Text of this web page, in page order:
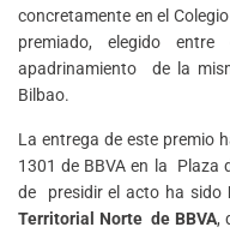
concretamente en el
premiado, elegido
apadrinamiento de la
Bilbao.
La entrega de este premio
1301 de BBVA en la Plaza
de presidir el acto ha sido
Territorial Norte de BBVA,